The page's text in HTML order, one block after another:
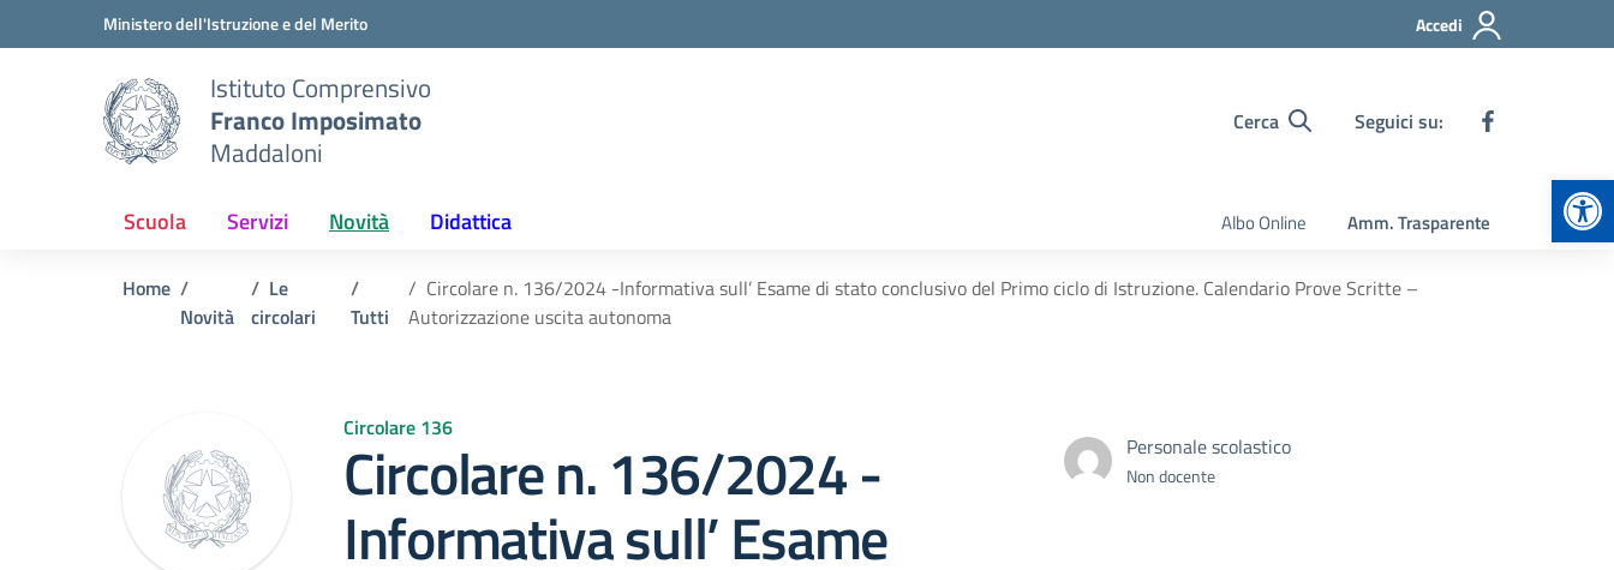
Vai ai contenuti
Vai al menu di navigazioneMinistero dell'Istruzione e del Merito Accedi
Istituto Comprensivo
Franco Imposimato
Maddaloni
Cerca Seguici su:
Scuola Servizi Novità Didattica Albo Online Amm. Trasparente
Home
Novità
Le
circolari
Tutti
Circolare n. 136/2024 -Informativa sull’ Esame di stato conclusivo del Primo ciclo di Istruzione. Calendario Prove Scritte –
Autorizzazione uscita autonoma
Circolare 136
Circolare n. 136/2024 -
Informativa sull’ Esame
Personale scolastico
Non docente